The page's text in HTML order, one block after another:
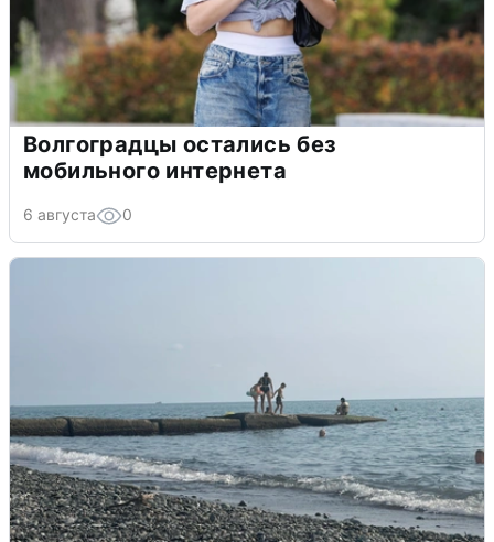
Волгоградцы остались без
мобильного интернета
6 августа 0